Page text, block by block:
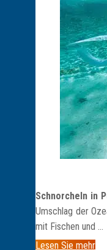
Schnorcheln in
Umschlag der
mit Fischen und …
Lesen Sie mehr